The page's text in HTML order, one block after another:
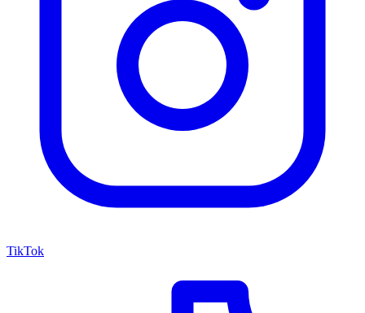
TikTok